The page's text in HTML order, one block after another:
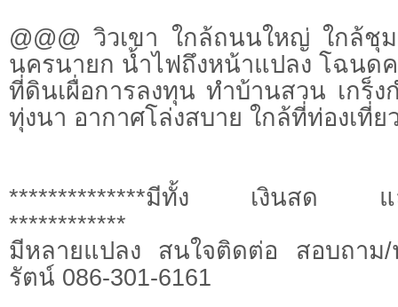
@@@ วิวเขา ใกล้ถนนใหญ่ ใกล้ชุ
นครนายก น้ำไฟถึงหน้าแปลง โฉนด
ที่ดินเผื่อการลงทุน ทำบ้านสวน เกร็ง
ทุ่งนา อากาศโล่งสบาย ใกล้ที่ท่องเที่
**************มีทั้ง เงินสด และ
************
มีหลายแปลง สนใจติดต่อ สอบถาม
รัตน์ 086-301-6161